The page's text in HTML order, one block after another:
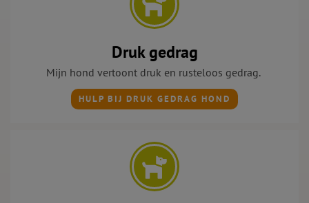
Druk gedrag
Mijn hond vertoont druk en rusteloos gedrag.
HULP BIJ DRUK GEDRAG HOND